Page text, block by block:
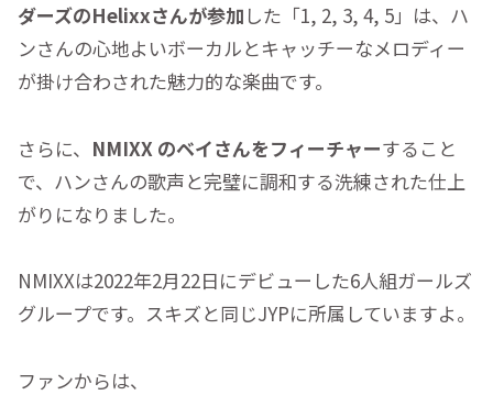
ダーズのHelixxさんが参加 した「1, 2, 3, 4, 5」は、ハ
ンさんの心地よいボーカルとキャッチーなメロディー
が掛け合わされた魅力的な楽曲です。
さらに、 NMIXX のベイさんをフィーチャーすること
で、ハンさんの歌声と完璧に調和する洗練された仕上
がりになりました。
NMIXXは2022年2月22日にデビューした6人組ガールズ
グループです。スキズと同じJYPに所属していますよ。
ファンからは、